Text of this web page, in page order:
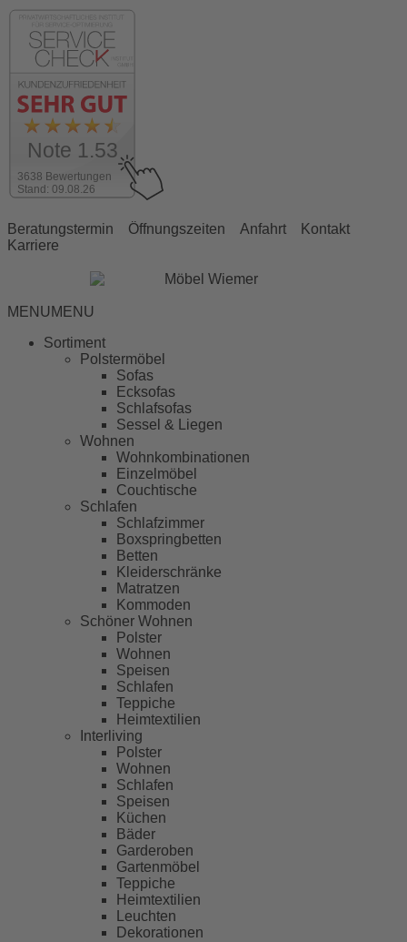
3638 Bewertungen
Stand: 09.08.26
Note 1.53
Beratungstermin Öffnungszeiten Anfahrt
Kontakt
Karriere
MENUMENU
Sortiment
Polstermöbel
Sofas
Ecksofas
Schlafsofas
Sessel & Liegen
Wohnen
Wohnkombinationen
Einzelmöbel
Couchtische
Schlafen
Schlafzimmer
Boxspringbetten
Betten
Kleiderschränke
Matratzen
Kommoden
Schöner Wohnen
Polster
Wohnen
Speisen
Schlafen
Teppiche
Heimtextilien
Interliving
Polster
Wohnen
Schlafen
Speisen
Küchen
Bäder
Garderoben
Gartenmöbel
Teppiche
Heimtextilien
Leuchten
Dekorationen